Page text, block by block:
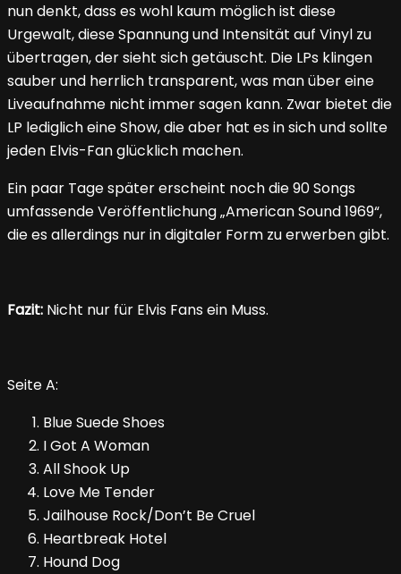
nun denkt, dass es wohl kaum möglich ist diese
Urgewalt, diese Spannung und Intensität auf Vinyl zu
übertragen, der sieht sich getäuscht. Die LPs klingen
sauber und herrlich transparent, was man über eine
Liveaufnahme nicht immer sagen kann. Zwar bietet die
LP lediglich eine Show, die aber hat es in sich und sollte
jeden Elvis-Fan glücklich machen.
Ein paar Tage später erscheint noch die 90 Songs
umfassende Veröffentlichung „American Sound 1969“,
die es allerdings nur in digitaler Form zu erwerben gibt.
Fazit: Nicht nur für Elvis Fans ein Muss.
Seite A:
Blue Suede Shoes
I Got A Woman
All Shook Up
Love Me Tender
Jailhouse Rock/Don’t Be Cruel
Heartbreak Hotel
Hound Dog